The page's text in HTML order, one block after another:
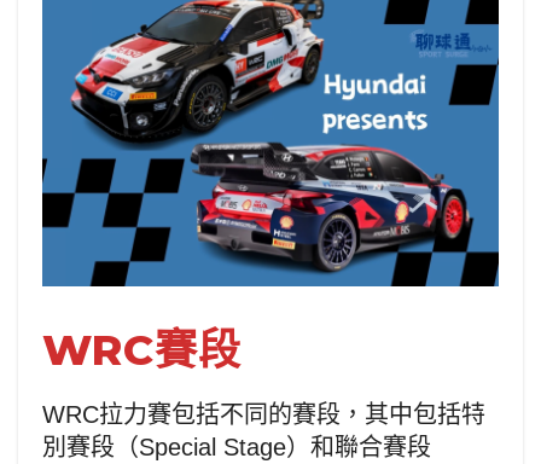
WRC賽段
WRC拉力賽包括不同的賽段，其中包括特
別賽段（Special Stage）和聯合賽段